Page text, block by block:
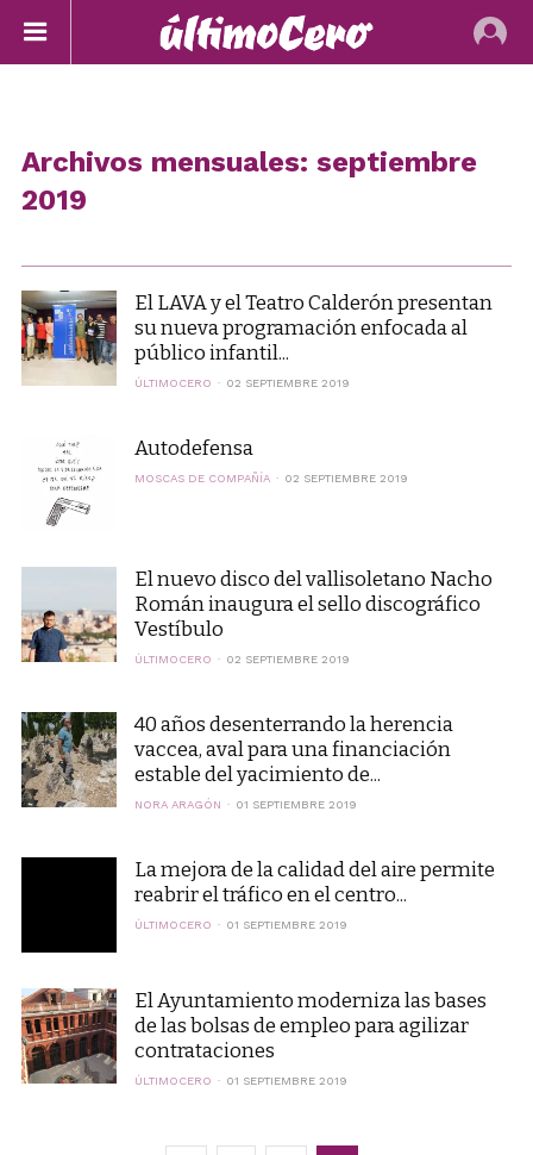
Archivos mensuales: septiembre
2019
El LAVA y el Teatro Calderón presentan
su nueva programación enfocada al
público infantil...
ÚLTIMOCERO 02 SEPTIEMBRE 2019
Autodefensa
MOSCAS DE COMPAÑÍA 02 SEPTIEMBRE 2019
El nuevo disco del vallisoletano Nacho
Román inaugura el sello discográfico
Vestíbulo
ÚLTIMOCERO 02 SEPTIEMBRE 2019
40 años desenterrando la herencia
vaccea, aval para una financiación
estable del yacimiento de...
NORA ARAGÓN 01 SEPTIEMBRE 2019
La mejora de la calidad del aire permite
reabrir el tráfico en el centro...
ÚLTIMOCERO 01 SEPTIEMBRE 2019
El Ayuntamiento moderniza las bases
de las bolsas de empleo para agilizar
contrataciones
ÚLTIMOCERO 01 SEPTIEMBRE 2019